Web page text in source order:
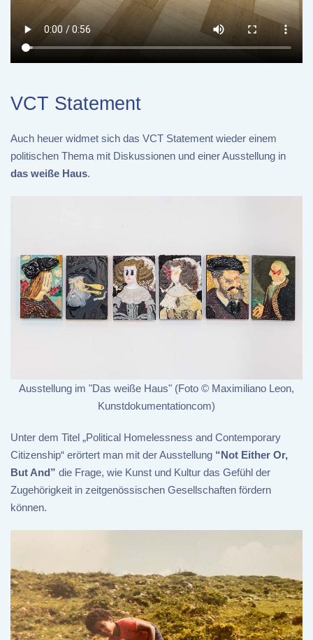
VCT Statement
Auch heuer widmet sich das VCT Statement wieder einem
politischen Thema mit Diskussionen und einer Ausstellung in
das weiße Haus.
Ausstellung im "Das weiße Haus" (Foto © Maximiliano Leon,
Kunstdokumentationcom)
Unter dem Titel „Political Homelessness and Contemporary
Citizenship“ erörtert man mit der Ausstellung “Not Either Or,
But And” die Frage, wie Kunst und Kultur das Gefühl der
Zugehörigkeit in zeitgenössischen Gesellschaften fördern
können.